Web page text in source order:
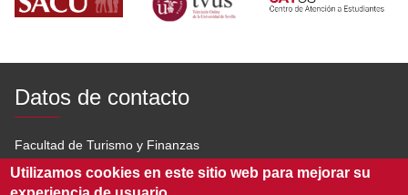
Datos de contacto
Facultad de Turismo y Finanzas
Av. San Francisco Javier s/n 41018 Sevilla
Utilizamos cookies en este sitio web para mejorar su